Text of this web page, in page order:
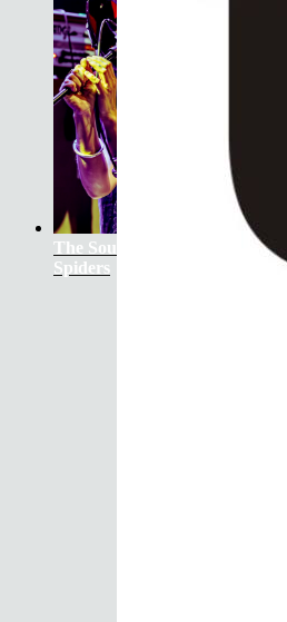
The Soundtrack Of Our Lives +
Spiders